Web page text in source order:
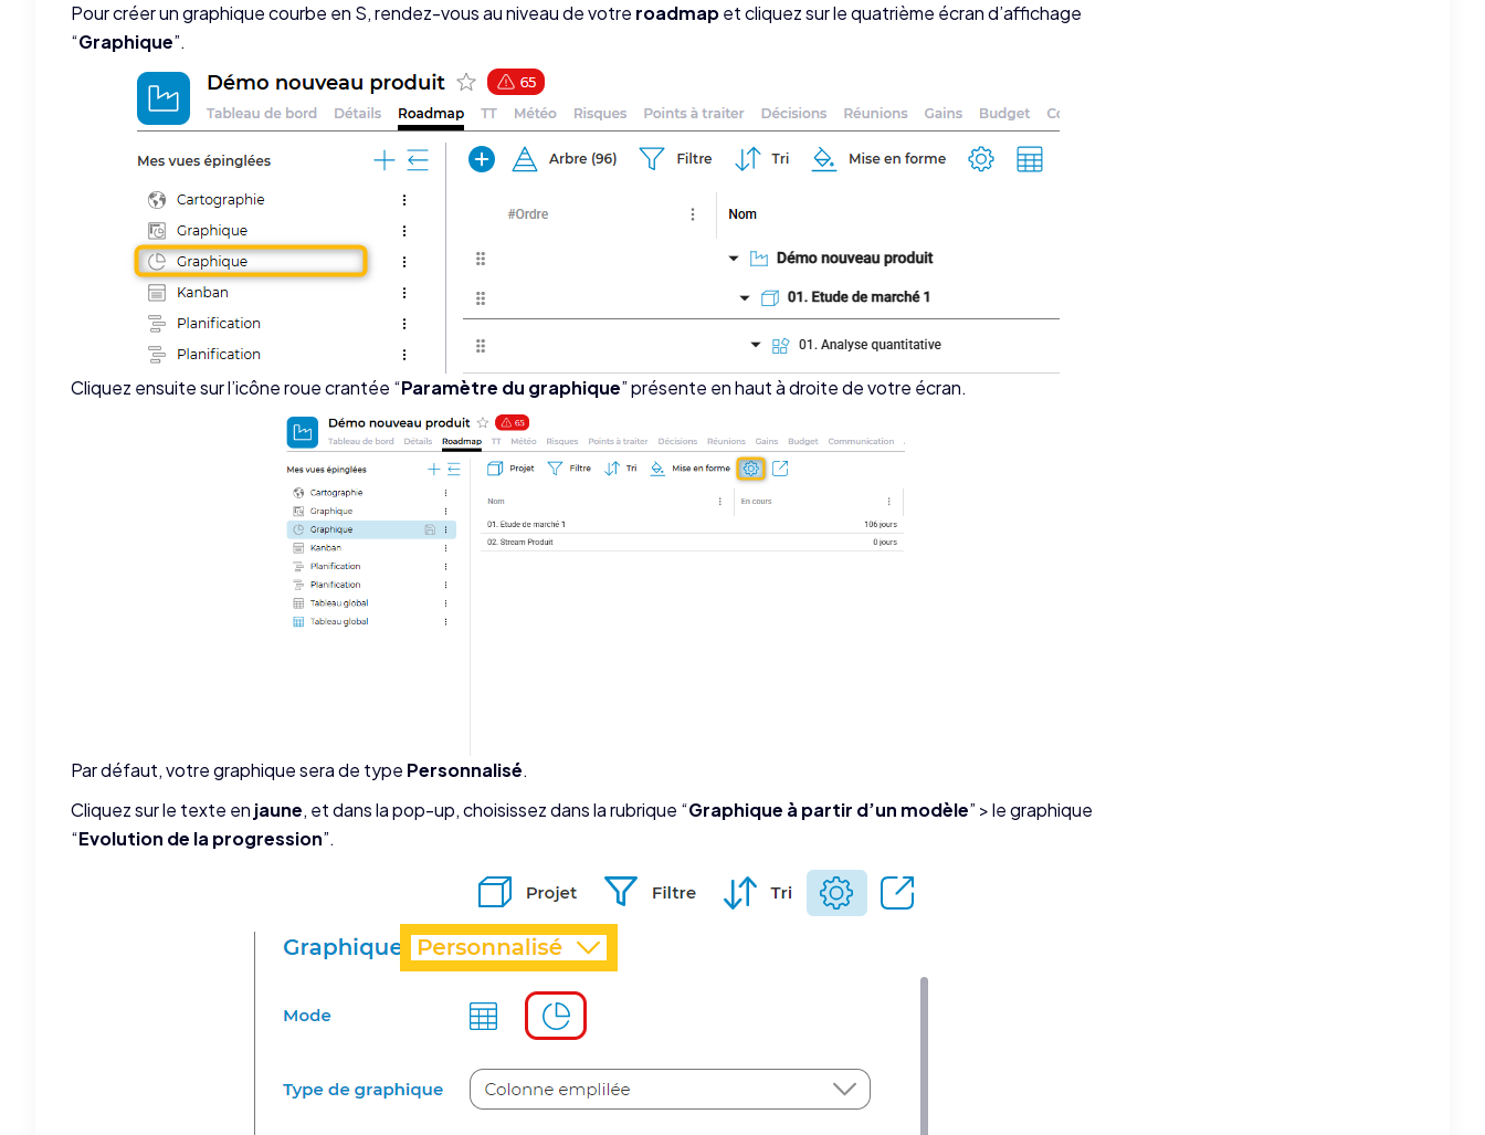
Pour créer un graphique courbe en S, rendez-vous au niveau de votre roadmapet cliquez sur le quatrième écran d’affichage
“Graphique”.
Cliquez ensuite sur l’icône roue crantée “Paramètre du graphique” présente en haut à droite de votre écran.
Par défaut, votre graphique sera de type Personnalisé.
Cliquez sur le texte en jaune, et dans la pop-up, choisissez dans la rubrique “Graphique à partir d’un modèle” > le graphique
“Evolution de la progression”.